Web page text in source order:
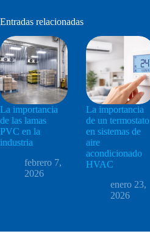
Entradas relacionadas
La importancia
de las lamas
PVC en la
industria
febrero 7,
2026
La importancia
de un termostato
en sistemas de
aire
acondicionado
HVAC
enero 23,
2026